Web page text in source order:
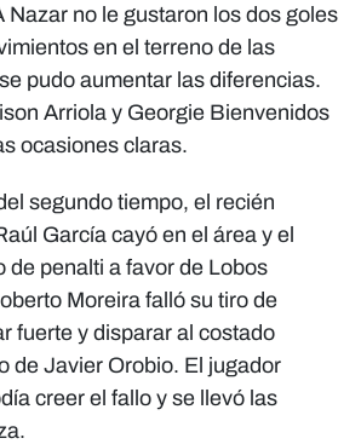
Nazar no le gustaron los dos goles
en el terreno de las
pudo aumentar las diferencias.
Arriola y Georgie Bienvenidos
ocasiones claras.
segundo tiempo, el recién
García cayó en el área y el
de penalti a favor de Lobos
Moreira falló su tiro de
fuerte y disparar al costado
de Javier Orobio. El jugador
creer el fallo y se llevó las